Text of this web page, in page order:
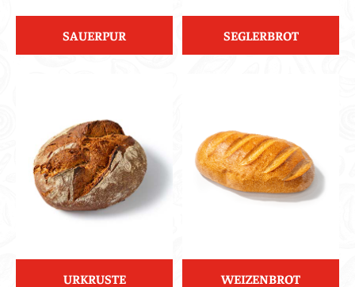
SAUERPUR SEGLERBROT
URKRUSTE WEIZENBROT